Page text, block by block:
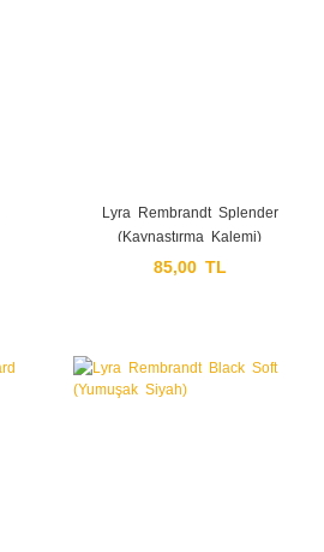
Lyra Rembrandt Splender
(Kaynaştırma Kalemi)
85,00 TL